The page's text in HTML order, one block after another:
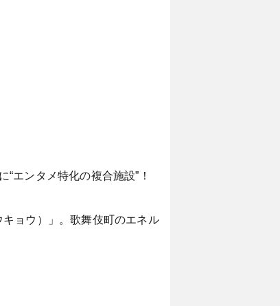
エンタメ特化の複合施設”！
ョウ）」。歌舞伎町のエネル